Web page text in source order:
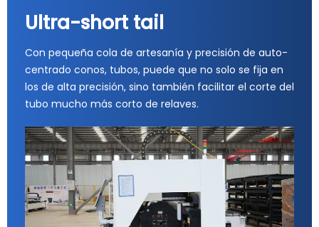
Ultra-short tail
Con pequeña cola de artesanía y precisión de auto-
centrado conos, tubos, puede que no solo se fija en
los de alta precisión, sino también facilitar el corte del
tubo mucho más corto de relaves.